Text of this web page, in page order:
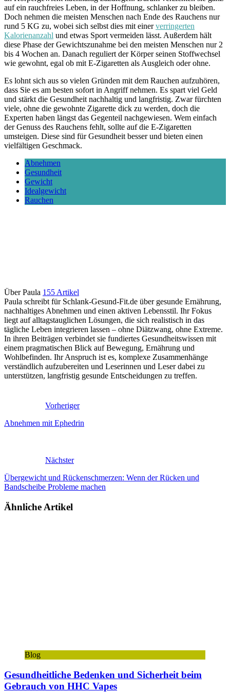
auf ein rauchfreies Leben, in der Hoffnung, schlanker zu bleiben.
Doch nehmen die meisten Menschen nach Ende des Rauchens nur
rund 5 KG zu, wobei sich selbst dies mit einerverringerten
Kalorienanzahl und etwas Sport vermeiden lässt. Außerdem hält
diese Phase der Gewichtszunahme bei den meisten Menschen nur 2
bis 4 Wochen an. Danach reguliert der Körper seinen Stoffwechsel
wie gewohnt, egal ob mit E-Zigaretten als Ausgleich oder ohne.
Es lohnt sich aus so vielen Gründen mit dem Rauchen aufzuhören,
dass Sie es am besten sofort in Angriff nehmen. Es spart viel Geld
und stärkt die Gesundheit nachhaltig und langfristig. Zwar fürchten
viele, ohne die gewohnte Zigarette dick zu werden, doch die
Experten haben längst das Gegenteil nachgewiesen. Wem einfach
der Genuss des Rauchens fehlt, sollte auf die E-Zigaretten
umsteigen. Diese sind für Gesundheit besser und bieten einen
vielfältigen Geschmack.
Abnehmen
Gesundheit
Gewicht
Idealgewicht
Rauchen
Über Paula 155 Artikel
Paula schreibt für Schlank-Gesund-Fit.de über gesunde Ernährung,
nachhaltiges Abnehmen und einen aktiven Lebensstil. Ihr Fokus
liegt auf alltagstauglichen Lösungen, die sich realistisch in das
tägliche Leben integrieren lassen – ohne Diätzwang, ohne Extreme.
In ihren Beiträgen verbindet sie fundiertes Gesundheitswissen mit
einem pragmatischen Blick auf Bewegung, Ernährung und
Wohlbefinden. Ihr Anspruch ist es, komplexe Zusammenhänge
verständlich aufzubereiten und Leserinnen und Leser dabei zu
unterstützen, langfristig gesunde Entscheidungen zu treffen.
Vorheriger
Abnehmen mit Ephedrin
Nächster
Übergewicht und Rückenschmerzen: Wenn der Rücken und
Bandscheibe Probleme machen
Ähnliche Artikel
Blog
Gesundheitliche Bedenken und Sicherheit beim
Gebrauch von HHC Vapes